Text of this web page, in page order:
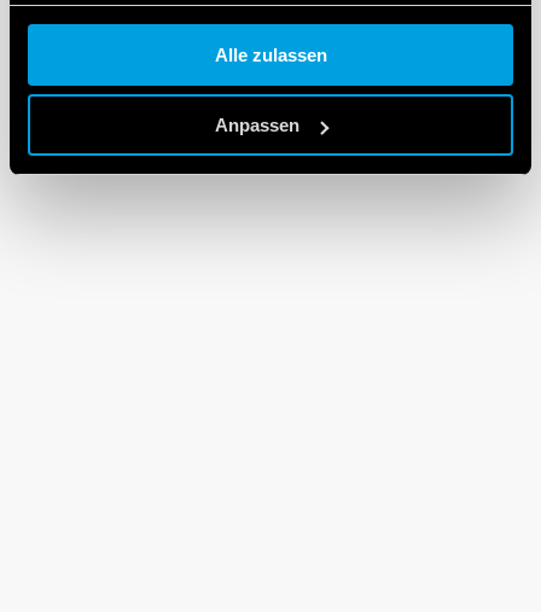
gesammelt haben.
Cookie policy.
Alle zulassen
Anpassen